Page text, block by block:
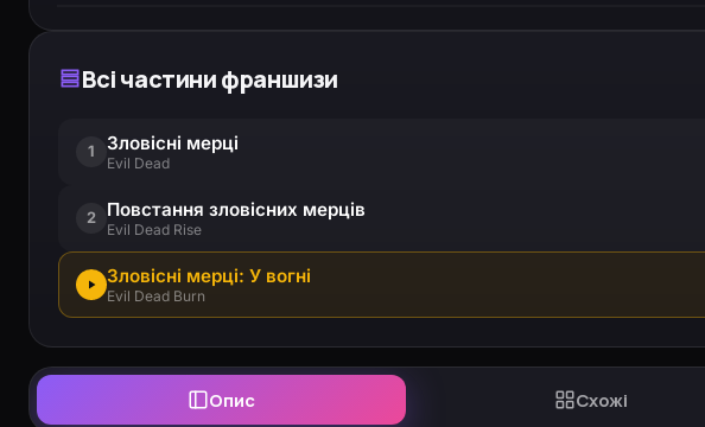
Всі частини франшизи
1 Зловісні мерці
Evil Dead
2 Повстання зловісних мерців
Evil Dead Rise
Зловісні мерці: У вогні
Evil Dead Burn
Опис Схожі